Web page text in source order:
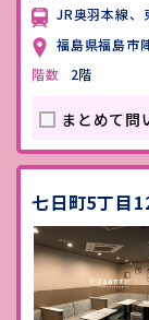
JR奥羽本線、
福島県福島市
階数
2階
まとめて問
七日町5丁目